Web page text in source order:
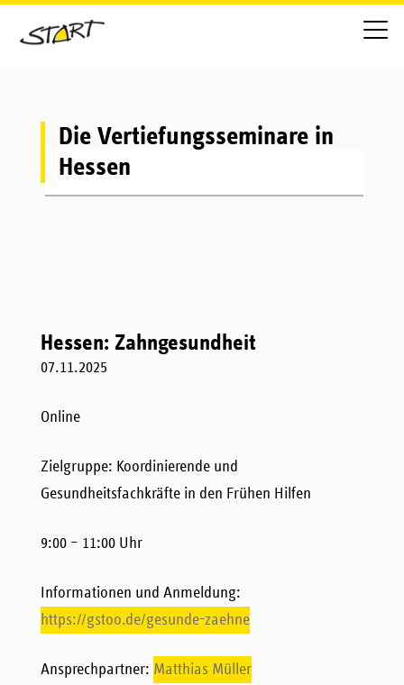
Die Vertiefungsseminare in
Hessen
Hessen: Zahngesundheit
07.11.2025
Online
Zielgruppe: Koordinierende und
Gesundheitsfachkräfte in den Frühen Hilfen
9:00 – 11:00 Uhr
Informationen und Anmeldung:
https://gstoo.de/gesunde-zaehne
Ansprechpartner: Matthias Müller